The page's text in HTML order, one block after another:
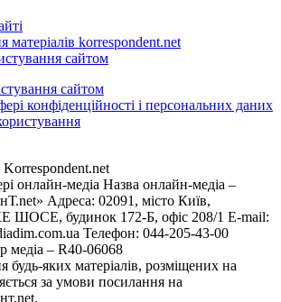
матеріалів korrespondent.net
сайтом
сайтом
конфіденційності і персональних даних
онлайн-медіа Назва онлайн-медіа –
Адреса: 02091, місто Київ,
будинок 172-Б, офіс 208/1 E-mail:
Телефон: 044-205-43-00
медіа – R40-06068
будь-яких матеріалів, розміщених на
за умови посилання на